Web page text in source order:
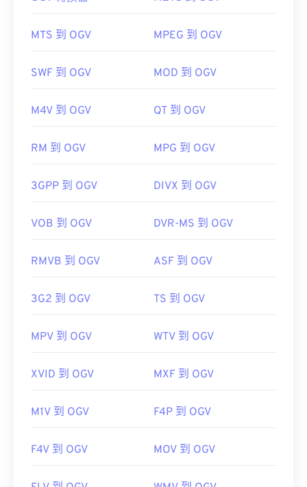
Timed Text新增字幕。它不支援互動式選單，但相
AutoGK
由以下機構開發：
第三代合作夥伴計畫 (3GPP)
實用連結：
如何開啟 OGV 檔案？
VLC 媒體播放器 是開啟 OGV 檔案的最佳選擇。
Winamp Elmedia
OGV 可以在Windows Media PlayerWindows Media
href="https://www.xiph.org/dshow/">DirectShow
DirectShow 的，則無需此過濾器。
開發者： Xiph.Org 基金會
https://en.wikipedia.org/wiki/Ogg
MTS 到 OGV MPEG 到 OGV
SWF 到 OGV MOD 到 OGV
M4V 到 OGV QT 到 OGV
RM 到 OGV MPG 到 OGV
3GPP 到 OGV DIVX 到 OGV
VOB 到 OGV DVR-MS 到 OGV
RMVB 到 OGV ASF 到 OGV
3G2 到 OGV TS 到 OGV
MPV 到 OGV WTV 到 OGV
XVID 到 OGV MXF 到 OGV
M1V 到 OGV F4P 到 OGV
F4V 到 OGV MOV 到 OGV